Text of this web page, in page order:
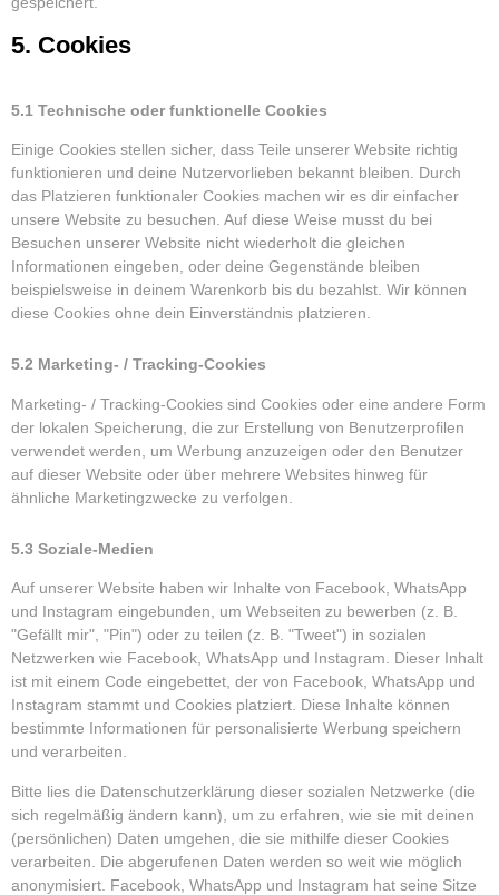
5. Cookies
5.1 Technische oder funktionelle Cookies
Einige Cookies stellen sicher, dass Teile unserer Website richtig
funktionieren und deine Nutzervorlieben bekannt bleiben. Durch
das Platzieren funktionaler Cookies machen wir es dir einfacher
unsere Website zu besuchen. Auf diese Weise musst du bei
Besuchen unserer Website nicht wiederholt die gleichen
Informationen eingeben, oder deine Gegenstände bleiben
beispielsweise in deinem Warenkorb bis du bezahlst. Wir können
diese Cookies ohne dein Einverständnis platzieren.
5.2 Marketing- / Tracking-Cookies
Marketing- / Tracking-Cookies sind Cookies oder eine andere Form
der lokalen Speicherung, die zur Erstellung von Benutzerprofilen
verwendet werden, um Werbung anzuzeigen oder den Benutzer
auf dieser Website oder über mehrere Websites hinweg für
ähnliche Marketingzwecke zu verfolgen.
5.3 Soziale-Medien
Auf unserer Website haben wir Inhalte von Facebook, WhatsApp
und Instagram eingebunden, um Webseiten zu bewerben (z. B.
"Gefällt mir", "Pin") oder zu teilen (z. B. "Tweet") in sozialen
Netzwerken wie Facebook, WhatsApp und Instagram. Dieser Inhalt
ist mit einem Code eingebettet, der von Facebook, WhatsApp und
Instagram stammt und Cookies platziert. Diese Inhalte können
bestimmte Informationen für personalisierte Werbung speichern
und verarbeiten.
Bitte lies die Datenschutzerklärung dieser sozialen Netzwerke (die
sich regelmäßig ändern kann), um zu erfahren, wie sie mit deinen
(persönlichen) Daten umgehen, die sie mithilfe dieser Cookies
verarbeiten. Die abgerufenen Daten werden so weit wie möglich
anonymisiert. Facebook, WhatsApp und Instagram hat seine Sitze